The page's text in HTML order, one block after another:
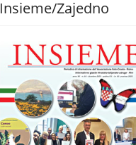
Insieme/Zajedno